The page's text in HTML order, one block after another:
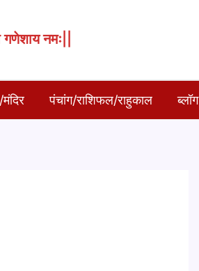
गणेशाय नमः||
पंचांग/राशिफल/राहुकाल ब्लॉग